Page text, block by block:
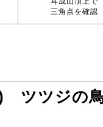
三角点を確認
ツツジの